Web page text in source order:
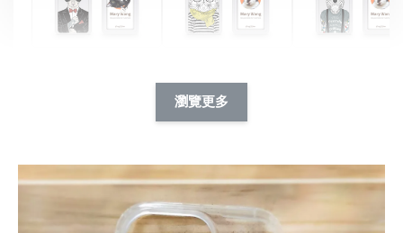
NT$ 214
- +
件套(附伸縮卡扣)
CSAA05
NT$ 214
NT$ 225
- +NT$ 214
NT$ 225
-
瀏覽更多